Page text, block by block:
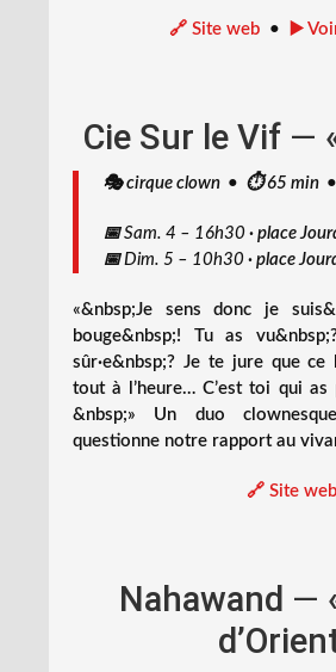
🔗 Site web• ▶️
Cie Sur le Vif —
🎭 cirque clown • ⏱️ 65 min
📅Sam. 4 – 16h30 · place
📅Dim. 5 – 10h30 · place
«&nbsp;Je sens donc je
bouge&nbsp;! Tu as
sûr·e&nbsp;? Je te jure que ce
tout à l’heure… C’est toi qui as
&nbsp;» Un duo
questionne notre rapport au
🔗 Site web
Nahawand —